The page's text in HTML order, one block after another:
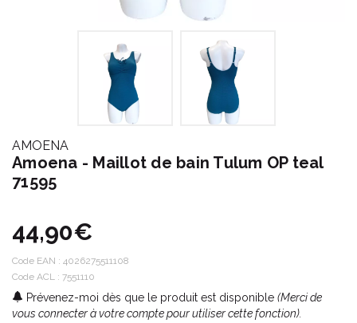
AMOENA
Amoena - Maillot de bain Tulum OP teal
71595
44,90€
Code EAN : 4026275511108
Code ACL : 7551110
Prévenez-moi dès que le produit est disponible (Merci de
vous connecter à votre compte pour utiliser cette fonction).